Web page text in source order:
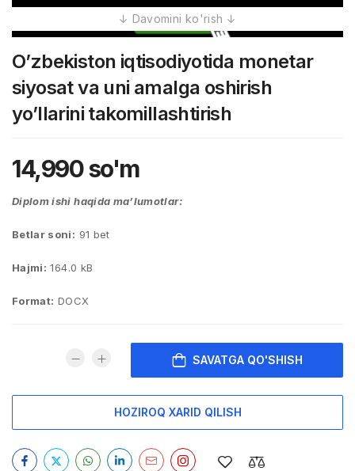
O’zbekiston iqtisodiyotida monetar
siyosat va uni amalga oshirish
yo’llarini takomillashtirish
14,990so'm
Diplom ishi haqida ma’lumotlar:
Betlar soni: 91 bet
Hajmi: 164.0 kB
Format: DOCX
SAVATGA QO'SHISH
HOZIROQ XARID QILISH